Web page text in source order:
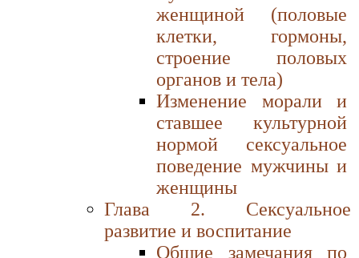
женщиной (половые
клетки, гормоны,
строение половых
органов и тела)
Изменение морали и
ставшее культурной
нормой сексуальное
поведение мужчины и
женщины
Глава 2. Сексуальное
развитие и воспитание
Общие замечания по